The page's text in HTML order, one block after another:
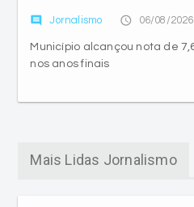
comment Jornalismo access_time 06/08/
Município alcançou nota de
nos anos finais
Mais Lidas Jornalismo